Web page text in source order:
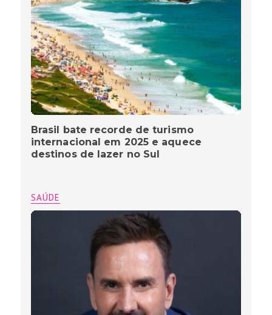
Brasil bate recorde de turismo
internacional em 2025 e aquece
destinos de lazer no Sul
SAÚDE